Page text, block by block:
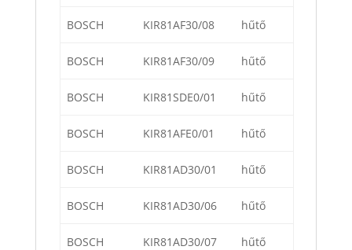
BOSCH KIR81AF30/08 hűtő
BOSCH KIR81AF30/09 hűtő
BOSCH KIR81SDE0/01 hűtő
BOSCH KIR81AFE0/01 hűtő
BOSCH KIR81AD30/01 hűtő
BOSCH KIR81AD30/06 hűtő
BOSCH KIR81AD30/07 hűtő